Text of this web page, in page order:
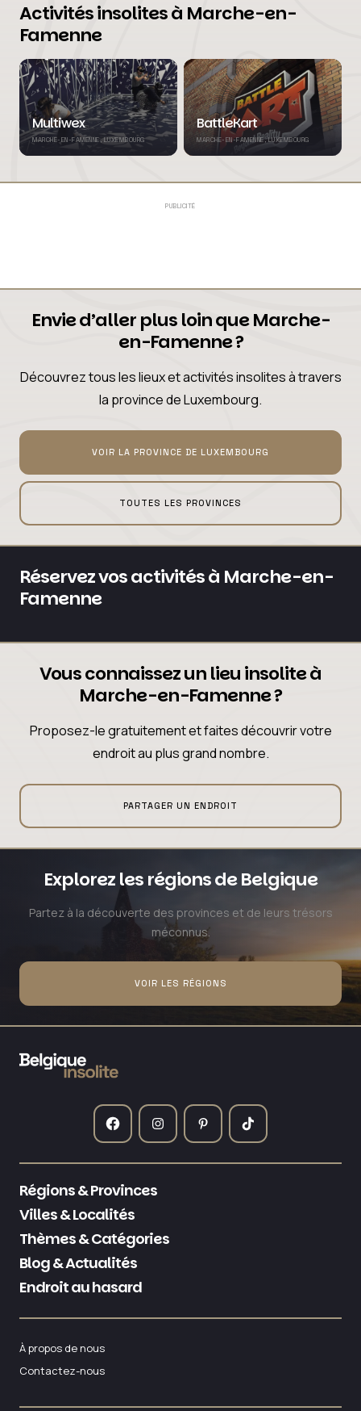
Activités insolites à Marche-en-
Famenne
Multiwex
MARCHE-EN-FAMENNE, LUXEMBOURG
BattleKart
MARCHE-EN-FAMENNE, LUXEMBOURG
PUBLICITÉ
Envie d’aller plus loin que Marche-
en-Famenne ?
Découvrez tous les lieux et activités insolites à travers
la province de Luxembourg.
VOIR LA PROVINCE DE LUXEMBOURG
TOUTES LES PROVINCES
Réservez vos activités à Marche-en-
Famenne
Vous connaissez un lieu insolite à
Marche-en-Famenne ?
Proposez-le gratuitement et faites découvrir votre
endroit au plus grand nombre.
PARTAGER UN ENDROIT
Explorez les régions de Belgique
Partez à la découverte des provinces et de leurs trésors
méconnus.
VOIR LES RÉGIONS
Régions & Provinces
Villes & Localités
Thèmes & Catégories
Blog & Actualités
Endroit au hasard
À propos de nous
Contactez-nous